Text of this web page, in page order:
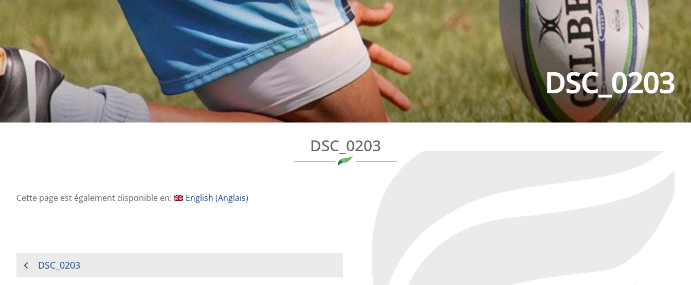
DSC_0203
DSC_0203
Cette page est également disponible en: English (Anglais)
NAVIGATION
DSC_0203